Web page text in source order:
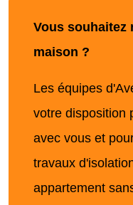
Vous souhaitez
maison ?
Les équipes
votre disposition
avec vous et
travaux
appartement